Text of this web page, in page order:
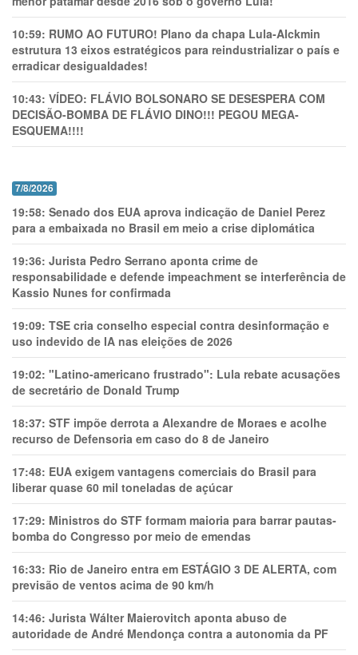
10:59: RUMO AO FUTURO! Plano da chapa Lula-Alckmin
estrutura 13 eixos estratégicos para reindustrializar o país e
erradicar desigualdades!
10:43: VÍDEO: FLÁVIO BOLSONARO SE DESESPERA COM
DECISÃO-BOMBA DE FLÁVIO DINO!!! PEGOU MEGA-
ESQUEMA!!!!
7/8/2026
19:58: Senado dos EUA aprova indicação de Daniel Perez
para a embaixada no Brasil em meio a crise diplomática
19:36: Jurista Pedro Serrano aponta crime de
responsabilidade e defende impeachment se interferência de
Kassio Nunes for confirmada
19:09: TSE cria conselho especial contra desinformação e
uso indevido de IA nas eleições de 2026
19:02: "Latino-americano frustrado": Lula rebate acusações
de secretário de Donald Trump
18:37: STF impõe derrota a Alexandre de Moraes e acolhe
recurso de Defensoria em caso do 8 de Janeiro
17:48: EUA exigem vantagens comerciais do Brasil para
liberar quase 60 mil toneladas de açúcar
17:29: Ministros do STF formam maioria para barrar pautas-
bomba do Congresso por meio de emendas
16:33: Rio de Janeiro entra em ESTÁGIO 3 DE ALERTA, com
previsão de ventos acima de 90 km/h
14:46: Jurista Wálter Maierovitch aponta abuso de
autoridade de André Mendonça contra a autonomia da PF